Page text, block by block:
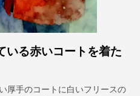
レートを見る
いる赤いコートを着た
厚手のコートに白いフリースの